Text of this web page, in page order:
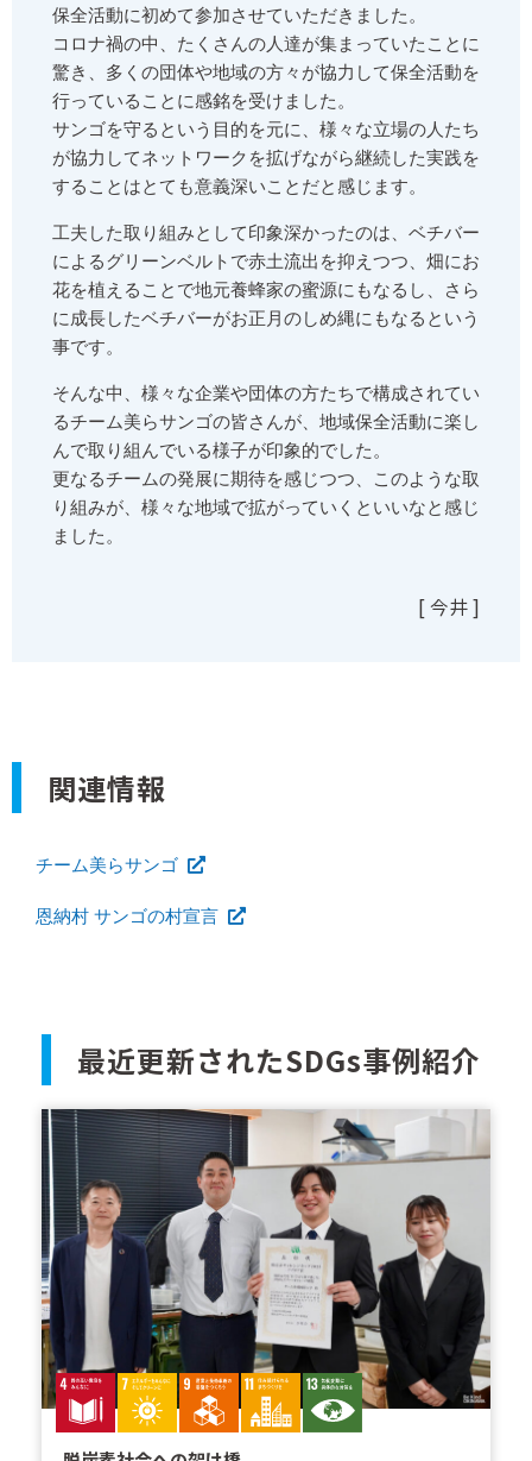
保全活動に初めて参加させていただきました。
コロナ禍の中、たくさんの人達が集まっていたことに
驚き、多くの団体や地域の方々が協力して保全活動を
行っていることに感銘を受けました。
サンゴを守るという目的を元に、様々な立場の人たち
が協力してネットワークを拡げながら継続した実践を
することはとても意義深いことだと感じます。
工夫した取り組みとして印象深かったのは、ベチバー
によるグリーンベルトで赤土流出を抑えつつ、畑にお
花を植えることで地元養蜂家の蜜源にもなるし、さら
に成長したベチバーがお正月のしめ縄にもなるという
事です。
そんな中、様々な企業や団体の方たちで構成されてい
るチーム美らサンゴの皆さんが、地域保全活動に楽し
んで取り組んでいる様子が印象的でした。
更なるチームの発展に期待を感じつつ、このような取
り組みが、様々な地域で拡がっていくといいなと感じ
ました。
[ 今井 ]
関連情報
チーム美らサンゴ
恩納村 サンゴの村宣言
最近更新されたSDGs事例紹介